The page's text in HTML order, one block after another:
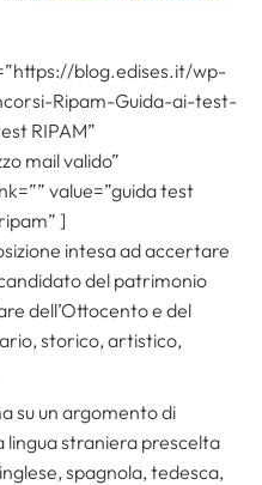
blog.edises.it/wp-
Ripam-Guida-ai-test-
RIPAM”
mail valido”
value=”guida test
]
intesa ad accertare
del patrimonio
dell’Ottocento e del
storico, artistico,
su un argomento di
straniera prescelta
spagnola, tedesca,